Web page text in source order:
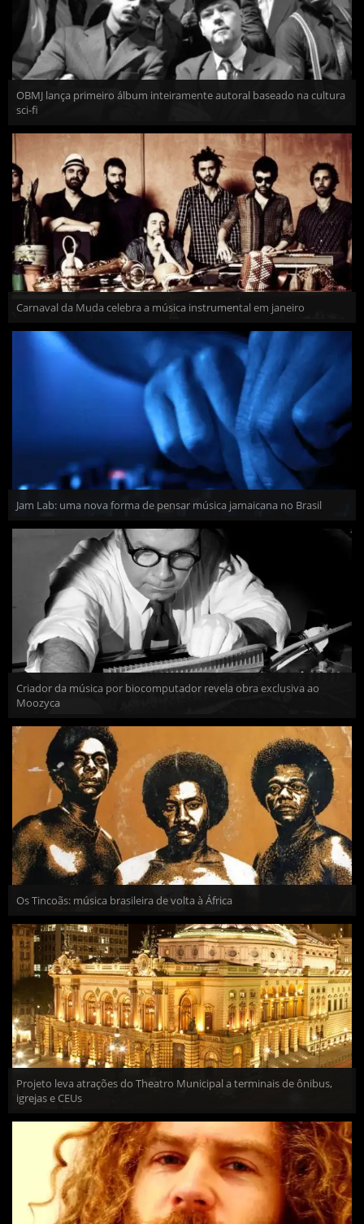
OBMJ lança primeiro álbum inteiramente autoral baseado na cultura
sci-fi
Carnaval da Muda celebra a música instrumental em janeiro
Jam Lab: uma nova forma de pensar música jamaicana no Brasil
Criador da música por biocomputador revela obra exclusiva ao
Moozyca
Os Tincoãs: música brasileira de volta à África
Projeto leva atrações do Theatro Municipal a terminais de ônibus,
igrejas e CEUs